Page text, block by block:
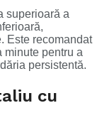
superioară a
Este recomandat
minute pentru a
persistentă.
cu